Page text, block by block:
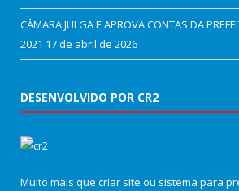
CÂMARA JULGA E APROVA CONTAS DA
2021 17 de abril de 2026
DESENVOLVIDO POR CR2
Muito mais que criar site ou sistema para